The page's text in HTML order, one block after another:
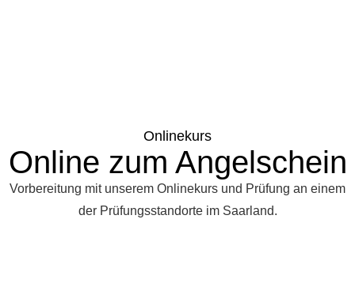
Onlinekurs
Online zum Angelschein
Vorbereitung mit unserem Onlinekurs und Prüfung an einem
der Prüfungsstandorte im Saarland.